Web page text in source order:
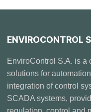
ENVIROCONTROL
EnviroControl S.A. is a
solutions for
integration of control
SCADA systems,